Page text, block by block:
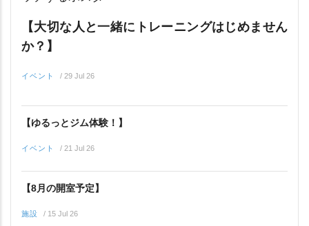
【大切な人と一緒にトレーニングはじめません
か？】
イベント / 29 Jul 26
【ゆるっとジム体験！】
イベント / 21 Jul 26
【8月の開室予定】
施設 / 15 Jul 26